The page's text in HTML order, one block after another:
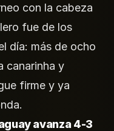
con la cabeza
fue de los
día: más de ocho
canarinha y
firme y ya
avanza 4-3